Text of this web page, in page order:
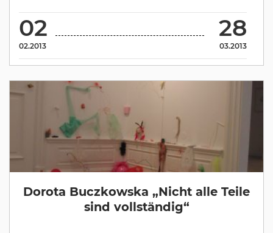
02
02.2013
28
03.2013
Dorota Buczkowska „Nicht alle Teile
sind vollständig“